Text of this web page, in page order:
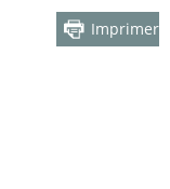
Imprimer